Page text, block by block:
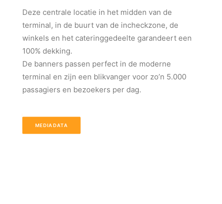
Deze centrale locatie in het midden van de
terminal, in de buurt van de incheckzone, de
winkels en het cateringgedeelte garandeert een
100% dekking.
De banners passen perfect in de moderne
terminal en zijn een blikvanger voor zo’n 5.000
passagiers en bezoekers per dag.
MEDIADATA